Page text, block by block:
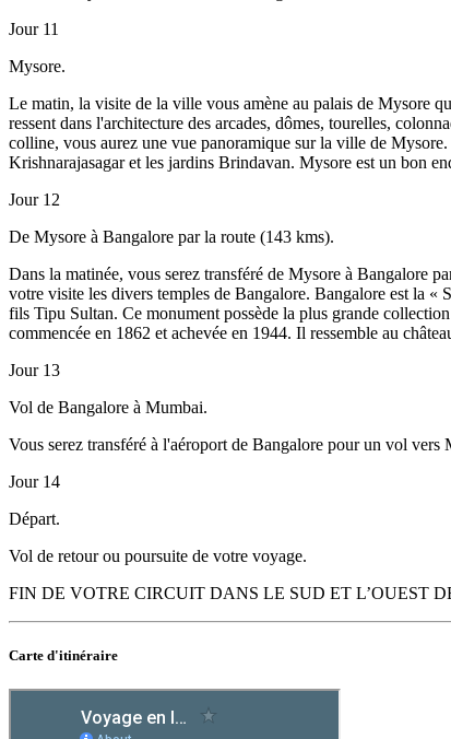
Jour 11
Mysore.
Le matin, la visite de la ville vous amène au palais de Mysore
ressent dans l'architecture des arcades, dômes, tourelles,
colline, vous aurez une vue panoramique sur la ville de
Krishnarajasagar et les jardins Brindavan. Mysore est un bon
Jour 12
De Mysore à Bangalore par la route (143 kms).
Dans la matinée, vous serez transféré de Mysore à Bangalore
votre visite les divers temples de Bangalore. Bangalore est la
fils Tipu Sultan. Ce monument possède la plus grande
commencée en 1862 et achevée en 1944. Il ressemble au
Jour 13
Vol de Bangalore à Mumbai.
Vous serez transféré à l'aéroport de Bangalore pour un vol
Jour 14
Départ.
Vol de retour ou poursuite de votre voyage.
FIN DE VOTRE CIRCUIT DANS LE SUD ET L’OUEST
Carte d'itinéraire